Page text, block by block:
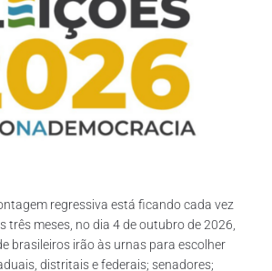
regressiva está ficando cada vez
três meses, no dia 4 de outubro de 2026,
brasileiros irão às urnas para escolher
distritais e federais; senadores;